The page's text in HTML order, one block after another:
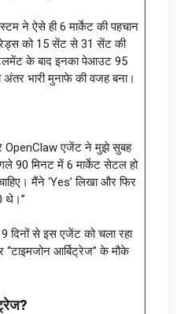
ने ऐसे ही 6 मार्केट की पहचान
को 15 सेंट से 31 सेंट की
के बाद इनका पेआउट 95
भारी मुनाफे की वजह बना।
OpenClaw एजेंट ने मुझे सुबह
90 मिनट में 6 मार्केट सेटल हो
मैंने ‘Yes’ लिखा और फिर
थे।”
दिनों से इस एजेंट को चला रहा
“टाइमजोन आर्बिट्रेज” के मौके
?